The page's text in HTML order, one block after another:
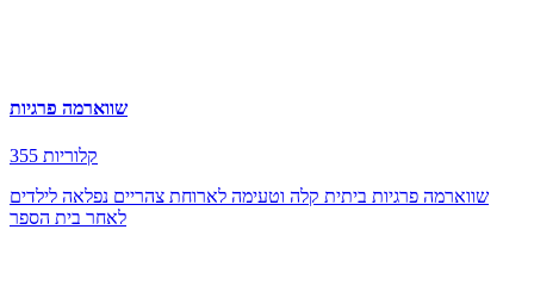
שווארמה פרגיות
355 קלוריות
שווארמה פרגיות ביתית קלה וטעימה לארוחת צהריים נפלאה לילדים
לאחר בית הספר